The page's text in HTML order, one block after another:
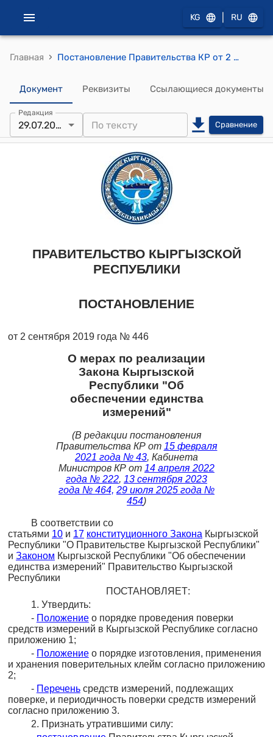
KG RU
Главная › Постановление Правительства КР от 2 сентября 2019 года № 446 "О мерах по реализации Закона Кыргызской Республики "Об обеспечении единства измерений"
Документ Реквизиты Ссылающиеся документы
Редакция
29.07.2025 Сравнение